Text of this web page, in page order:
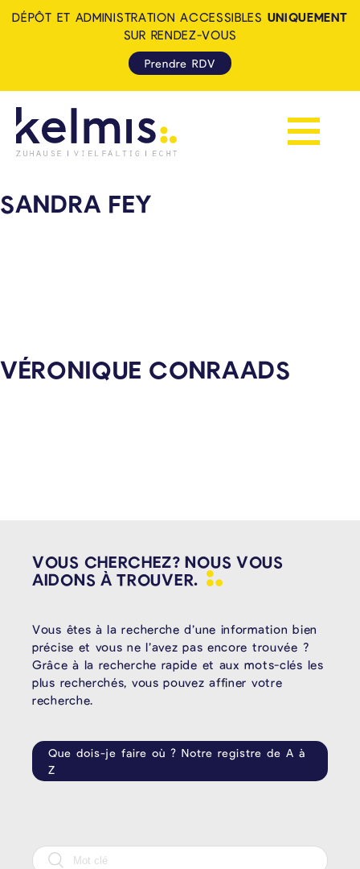
Afficher la
DÉPÔT ET ADMINISTRATION ACCESSIBLES UNIQUEMENT
SUR RENDEZ-VOUS
Prendre RDV
SANDRA FEY
VÉRONIQUE CONRAADS
VOUS CHERCHEZ? NOUS VOUS
AIDONS ÀTROUVER.
Vous êtes à la recherche d’une information bien
précise et vous ne l’avez pas encore trouvée ?
Grâce à la recherche rapide et aux mots-clés les
plus recherchés, vous pouvez affiner votre
recherche.
Que dois-je faire où ? Notre registre de A à
Z